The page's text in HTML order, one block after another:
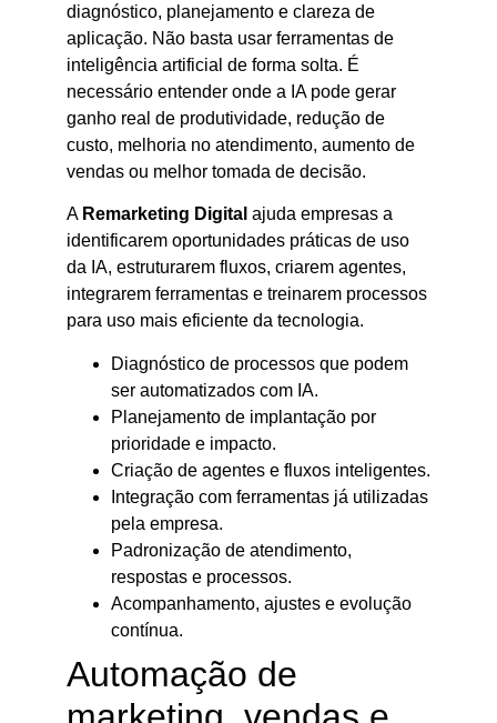
diagnóstico, planejamento e clareza de
aplicação. Não basta usar ferramentas de
inteligência artificial de forma solta. É
necessário entender onde a IA pode gerar
ganho real de produtividade, redução de
custo, melhoria no atendimento, aumento de
vendas ou melhor tomada de decisão.
A Remarketing Digital ajuda empresas a
identificarem oportunidades práticas de uso
da IA, estruturarem fluxos, criarem agentes,
integrarem ferramentas e treinarem processos
para uso mais eficiente da tecnologia.
Diagnóstico de processos que podem
ser automatizados com IA.
Planejamento de implantação por
prioridade e impacto.
Criação de agentes e fluxos inteligentes.
Integração com ferramentas já utilizadas
pela empresa.
Padronização de atendimento,
respostas e processos.
Acompanhamento, ajustes e evolução
contínua.
Automação de